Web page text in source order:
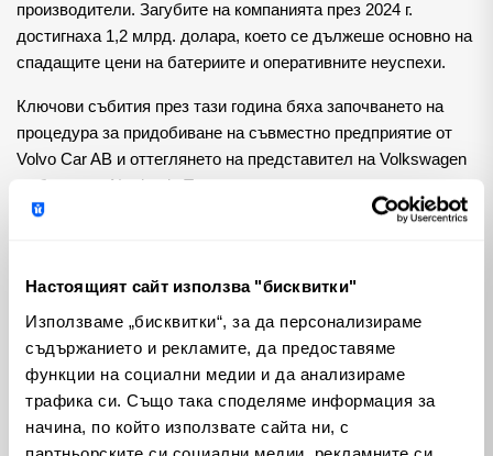
Настоящият сайт използва "бисквитки"
Използваме „бисквитки“, за да персонализираме
съдържанието и рекламите, да предоставяме
функции на социални медии и да анализираме
трафика си. Също така споделяме информация за
начина, по който използвате сайта ни, с
производители. Загубите на компанията през 2024 г.
достигнаха 1,2 млрд. долара, което се дължеше основно на
спадащите цени на батериите и оперативните неуспехи.
Ключови събития през тази година бяха започването на
процедура за придобиване на съвместно предприятие от
Volvo Car AB и оттеглянето на представител на Volkswagen
от борда на Northvolt. Тези промени подчертават
предизвикателствата, свързани с поддържането на
Бъдещи перспективи
Въпреки трудностите Northvolt остава оптимист за
преодоляване на настоящите предизвикателства. От
създаването си досега компанията е набрала финансиране
в размер на 10 млрд. долара, подкрепено от структури като
Европейската инвестиционна банка и шведската